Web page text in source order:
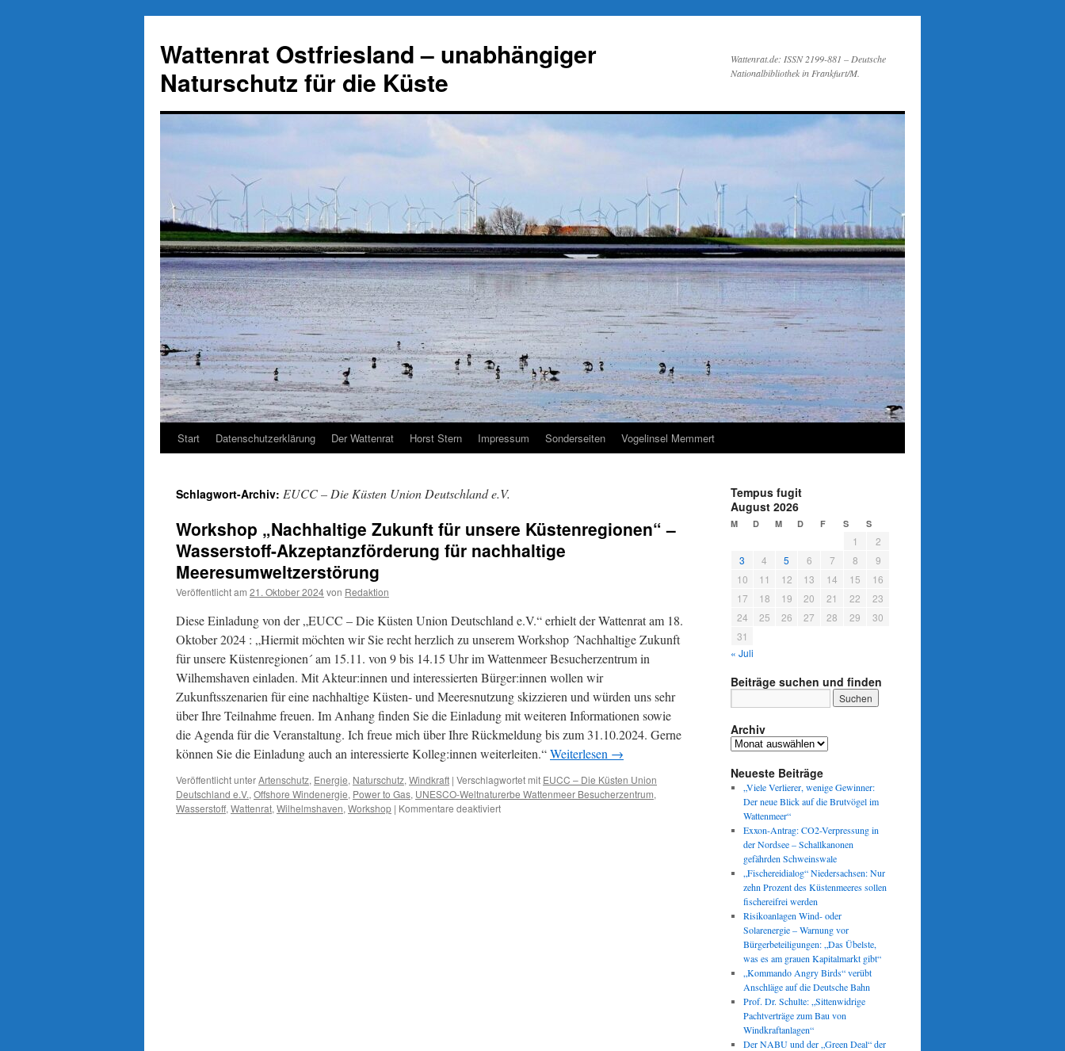
springen
Wattenrat Ostfriesland – unabhängiger
Naturschutz für die Küste
Wattenrat.de: ISSN 2199-881 – Deutsche
Nationalbibliothek in Frankfurt/M.
Start Datenschutzerklärung Der Wattenrat Horst Stern Impressum Sonderseiten Vogelinsel Memmert
Schlagwort-Archiv: EUCC – Die Küsten Union Deutschland e.V.
Workshop „Nachhaltige Zukunft für unsere Küstenregionen“ –
Wasserstoff-Akzeptanzförderung für nachhaltige
Meeresumweltzerstörung
Veröffentlicht am 21. Oktober 2024von Redaktion
Diese Einladung von der „EUCC – Die Küsten Union Deutschland e.V.“ erhielt der Wattenrat am 18.
Oktober 2024 : „Hiermit möchten wir Sie recht herzlich zu unserem Workshop ´Nachhaltige Zukunft
für unsere Küstenregionen´ am 15.11. von 9 bis 14.15 Uhr im Wattenmeer Besucherzentrum in
Wilhemshaven einladen. Mit Akteur:innen und interessierten Bürger:innen wollen wir
Zukunftsszenarien für eine nachhaltige Küsten- und Meeresnutzung skizzieren und würden uns sehr
über Ihre Teilnahme freuen. Im Anhang finden Sie die Einladung mit weiteren Informationen sowie
die Agenda für die Veranstaltung. Ich freue mich über Ihre Rückmeldung bis zum 31.10.2024. Gerne
können Sie die Einladung auch an interessierte Kolleg:innen weiterleiten.“Weiterlesen →
Veröffentlicht unterArtenschutz, Energie, Naturschutz, Windkraft | Verschlagwortet mit EUCC – Die Küsten Union
Deutschland e.V., Offshore Windenergie, Power to Gas, UNESCO-Weltnaturerbe Wattenmeer Besucherzentrum,
Wasserstoff, Wattenrat, Wilhelmshaven, Workshop | Kommentare deaktiviertfür
Tempus fugit
August 2026
M D M D F S S
1
2
3
4 5 6 7 8
9
10
11 12 13 14 15
16
17
18 19 20 21 22
23
24
25 26 27 28 29
30
31
« Juli
Beiträge suchen und finden
Archiv
Archiv
Neueste Beiträge
„Viele Verlierer, wenige Gewinner:
Der neue Blick auf die Brutvögel im
Wattenmeer“
Exxon-Antrag: CO2-Verpressung in
der Nordsee – Schallkanonen
gefährden Schweinswale
„Fischereidialog“ Niedersachsen: Nur
zehn Prozent des Küstenmeeres sollen
fischereifrei werden
Risikoanlagen Wind- oder
Solarenergie – Warnung vor
Bürgerbeteiligungen: „Das Übelste,
was es am grauen Kapitalmarkt gibt“
„Kommando Angry Birds“ verübt
Anschläge auf die Deutsche Bahn
Prof. Dr. Schulte: „Sittenwidrige
Pachtverträge zum Bau von
Windkraftanlagen“
Der NABU und der „Green Deal“ der